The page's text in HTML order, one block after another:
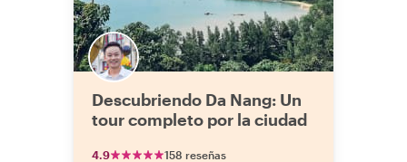
Descubriendo Da Nang: Un
tour completo por la ciudad
4.9 158 reseñas